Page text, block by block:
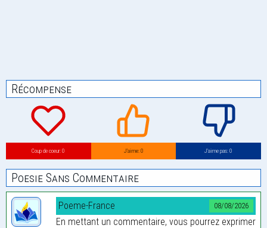
Récompense
Coup de coeur: 0 J’aime: 0 J’aime pas: 0
Poesie Sans Commentaire
08/08/2026
Poeme-France
En mettant un commentaire, vous pourrez exprimer